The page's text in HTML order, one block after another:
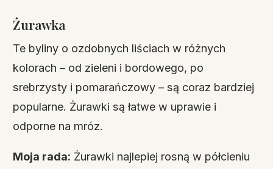
Żurawka
Te byliny o ozdobnych liściach w różnych
kolorach – od zieleni i bordowego, po
srebrzysty i pomarańczowy – są coraz bardziej
popularne. Żurawki są łatwe w uprawie i
odporne na mróz.
Moja rada: Żurawki najlepiej rosną w półcieniu